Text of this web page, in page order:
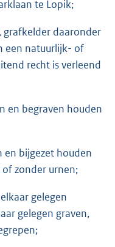
te Lopik;
grafkelder daaronder
een natuurlijk- of
recht is verleend
en begraven houden
bijgezet houden
of zonder urnen;
gelegen
gelegen graven,